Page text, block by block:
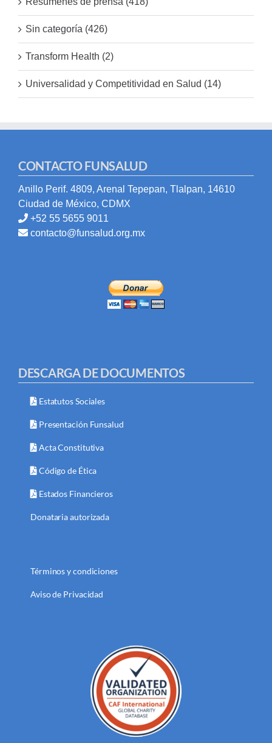
Sin categoría (426)
Transform Health (2)
Universalidad y Competitividad en Salud (14)
CONTACTO FUNSALUD
Anillo Perif. 4809, Arenal Tepepan, Tlalpan, 14610
Ciudad de México, CDMX
+52 55 5655 9011
contacto@funsalud.org.mx
DESCARGA DE DOCUMENTOS
Estatutos Sociales
Presentación Funsalud
Acta Constitutiva
Código de Ética
Estados Financieros
Donataria autorizada
Términos y condiciones
Aviso de Privacidad